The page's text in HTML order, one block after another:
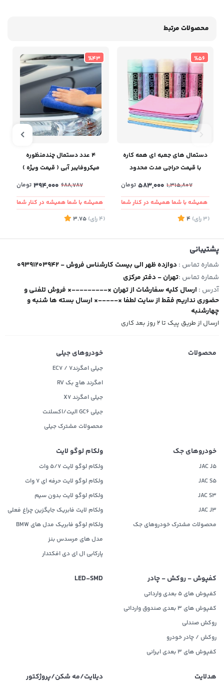
محصولات مرتبط
%56
دستمال های جعبه ای همه کاره
با قیمت حراجی مدت محدود
1,315,807
583,000 تومان
همیشه با شما همیشه در کنار شما
(3
رای)
4
%43
۴ عدد دستمال چندمنظوره
میکروفایبر آبی ( قیمت ویژه )
688,787
394,000 تومان
همیشه با شما همیشه در کنار شما
(4
رای)
3.75
پشتیبانی
شماره تماس : 09391203942 - دوازده ظهر الی بیست کارشناس فروش
شماره تماس :تهران - دفتر مرکزی
آدرس : ارسال کلیه سفارشات از تهران ×---------× فروش تلفنی و
حضوری نداریم فقط از سایت لطفا ×-----× ارسال بسته ها شنبه و
چهارشنبه
ارسال از طریق پیک تا ۲ روز بعد کاری
محصولات خودروهای جیلی
جیلی امگرند۷ / EC7
امگرند هاچ بک RV
جیلی امگرند X7
جیلی GC6 الیت/اکسلنت
محصولات مشترک جیلی
خودروهای جک
JAC J5
JAC S5
JAC S3
JAC J3
محصولات مشترک خودروهای جک
ولکام لوگو لایت
ولکام لوگو لایت 5/7 وات
ولکام لوگو لایت حرفه ای 7 وات
ولکام لوگو لایت بدون سیم
ولکام لایت فابریک جایگزین چراغ فعلی
ولکام لوگو فابریک مدل های BMW
مدل های مرسدس بنز
پارکابی ال ای دی افکتدار
کفپوش - روکش - چادر
کفپوش های 5 بعدی وارداتی
کفپوش های 3 بعدی صندوق وارداتی
روکش صندلی
روکش / چادر خودرو
کفپوش های ۳ بعدی ایرانی
LED‌-SMD
هدلایت
دیلایت/مه شکن/پروژکتور